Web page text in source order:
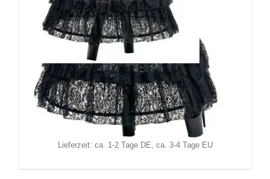
Sinister Rock Heilica
119,90€
Inkl. MwSt.
zzgl.
Versand
Lieferzeit: ca. 1-2 Tage DE, ca. 3-4 Tage EU